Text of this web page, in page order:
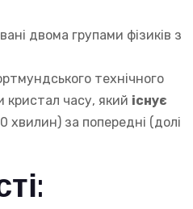
двома групами фізиків з
технічного
кристал часу, який існує
хвилин) за попередні (долі